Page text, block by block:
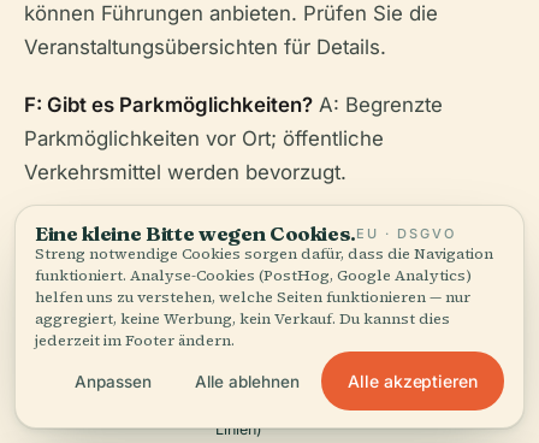
können Führungen anbieten. Prüfen Sie die
Veranstaltungsübersichten für Details.
F: Gibt es Parkmöglichkeiten? A: Begrenzte
Parkmöglichkeiten vor Ort; öffentliche
Verkehrsmittel werden bevorzugt.
Merkmal
Nächstgelegene
Nishi-Shinjuku (Marunouchi Linie),
Tochomae (Oedo Linie), Shinjuku (JR
Linien)
Eine kleine Bitte wegen Cookies.EU · DSGVO
Streng notwendige Cookies sorgen dafür, dass die Navigation
funktioniert. Analyse-Cookies (PostHog, Google Analytics)
helfen uns zu verstehen, welche Seiten funktionieren — nur
aggregiert, keine Werbung, kein Verkauf. Du kannst dies
jederzeit im Footer ändern.
Anpassen Alle ablehnen Alle akzeptieren